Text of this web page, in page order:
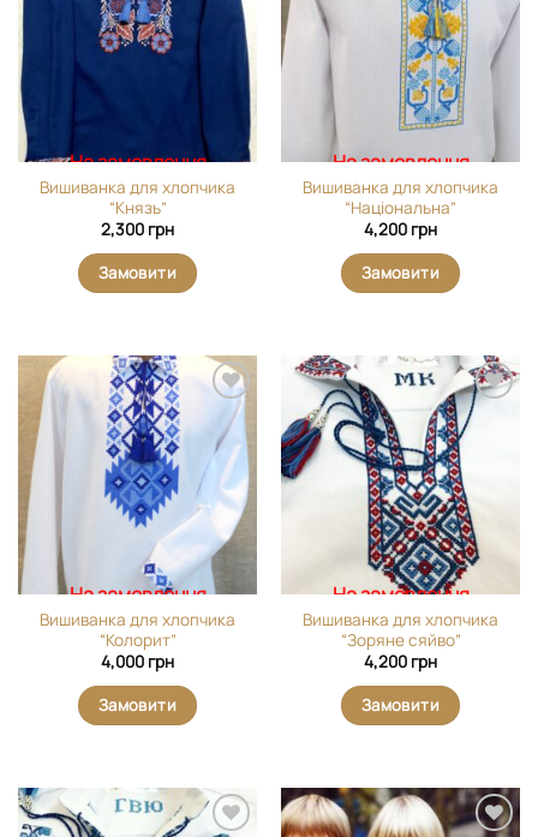
вибране
На замовлення
Вишиванка для хлопчика
“Князь”
2,300 грн
Замовити
вибране
На замовлення
Вишиванка для хлопчика
“Національна”
4,200 грн
Замовити
Додати
виріб у
вибране
На замовлення
Вишиванка для хлопчика
“Колорит”
4,000 грн
Замовити
Додати
виріб у
вибране
На замовлення
Вишиванка для хлопчика
“Зоряне сяйво”
4,200 грн
Замовити